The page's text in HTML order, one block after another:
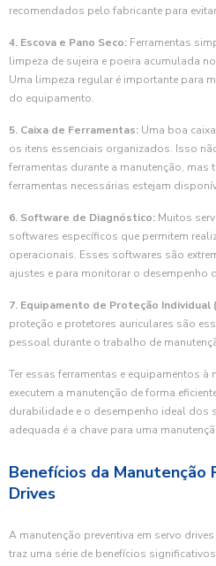
recomendados pelo fabricante para
4. Escova e Pano Seco: Ferramentas
limpeza de sujeira e poeira acumulada
Uma limpeza regular é importante para
do equipamento.
5. Caixa de Ferramentas: Uma boa
os itens essenciais organizados. Isso
ferramentas durante a manutenção, mas
ferramentas necessárias estejam
6. Software de Diagnóstico: Muitos
softwares específicos que permitem
operacionais. Esses softwares são
ajustes e para monitorar o desempenho
7. Equipamento de Proteção Individual
proteção e protetores auriculares são
pessoal durante o trabalho de
Ter essas ferramentas e equipamentos à
executem a manutenção de forma
durabilidade e o desempenho ideal dos
adequada é a chave para uma
Benefícios da Manutenção
Drives
A manutenção preventiva em servo
traz uma série de benefícios